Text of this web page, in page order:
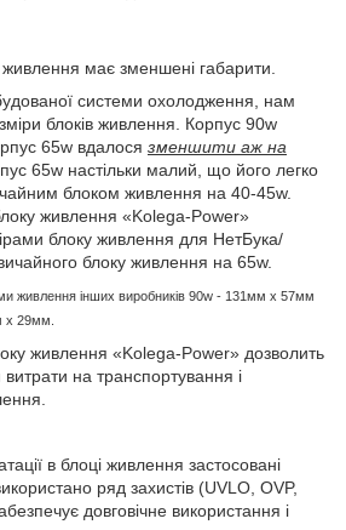
має зменшені габарити.
системи охолодження, нам
блоків живлення. Корпус 90w
65w вдалося зменшити аж на
65w настільки малий, що його легко
блоком живлення на 40-45w.
живлення «Kolega-Power»
блоку живлення для НетБука/
блоку живлення на 65w.
живлення інших виробників 90w - 131мм x 57мм
x 29мм.
живлення «Kolega-Power» дозволить
на транспортування і
в блоці живлення застосовані
ряд захистів (UVLO, OVP,
довговічне використання і